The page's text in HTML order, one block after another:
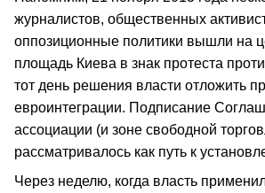
журналистов, общественных
оппозиционные политики вышли на
площадь Киева в знак протеста
тот день решения власти отложить
евроинтеграции. Подписание
ассоциации (и зоне свободной
рассматривалось как путь к
Через неделю, когда власть